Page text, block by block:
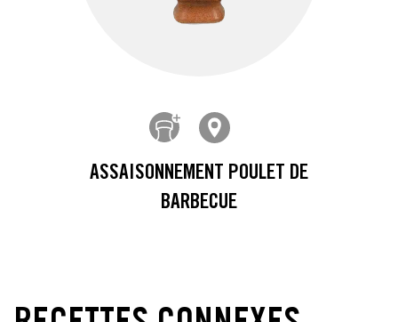
ASSAISONNEMENT POULET DE
BARBECUE